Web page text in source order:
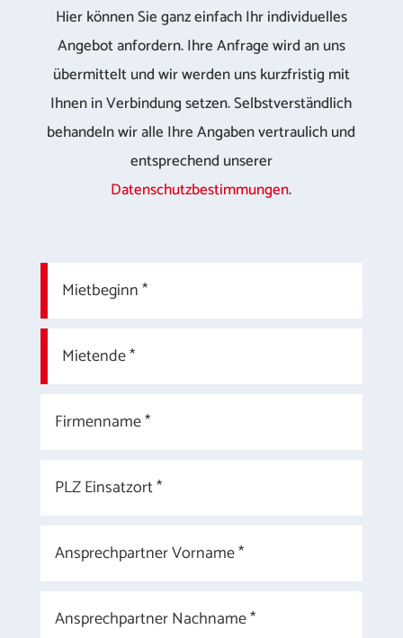
Hier können Sie ganz einfach Ihr individuelles
Angebot anfordern. Ihre Anfrage wird an uns
übermittelt und wir werden uns kurzfristig mit
Ihnen in Verbindung setzen. Selbstverständlich
behandeln wir alle Ihre Angaben vertraulich und
entsprechend unserer
Datenschutzbestimmungen.